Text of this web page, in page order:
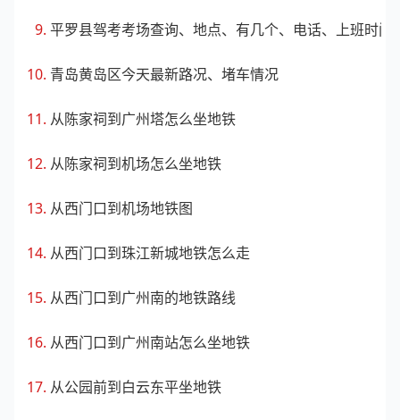
平罗县驾考考场查询、地点、有几个、电话、上班时间
青岛黄岛区今天最新路况、堵车情况
从陈家祠到广州塔怎么坐地铁
从陈家祠到机场怎么坐地铁
从西门口到机场地铁图
从西门口到珠江新城地铁怎么走
从西门口到广州南的地铁路线
从西门口到广州南站怎么坐地铁
从公园前到白云东平坐地铁